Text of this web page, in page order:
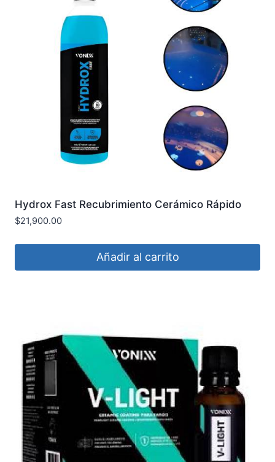
Hydrox Fast Recubrimiento Cerámico Rápido
500ml VONIXX COD2051018
$21,900.00
Añadir al carrito